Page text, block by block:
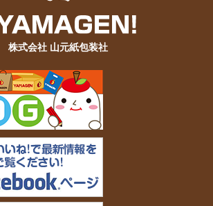
株式会社 山元紙包装社